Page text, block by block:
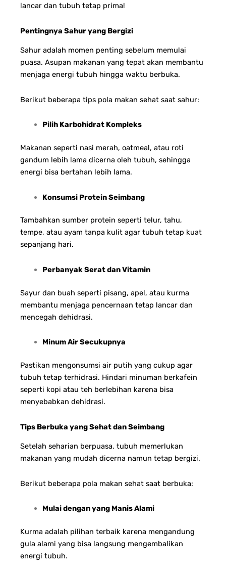
lancar dan tubuh tetap prima!
Pentingnya Sahur yang Bergizi
Sahur adalah momen penting sebelum memulai
puasa. Asupan makanan yang tepat akan membantu
menjaga energi tubuh hingga waktu berbuka.
Berikut beberapa tips pola makan sehat saat sahur:
Pilih Karbohidrat Kompleks
Makanan seperti nasi merah, oatmeal, atau roti
gandum lebih lama dicerna oleh tubuh, sehingga
energi bisa bertahan lebih lama.
Konsumsi Protein Seimbang
Tambahkan sumber protein seperti telur, tahu,
tempe, atau ayam tanpa kulit agar tubuh tetap kuat
sepanjang hari.
Perbanyak Serat dan Vitamin
Sayur dan buah seperti pisang, apel, atau kurma
membantu menjaga pencernaan tetap lancar dan
mencegah dehidrasi.
Minum Air Secukupnya
Pastikan mengonsumsi air putih yang cukup agar
tubuh tetap terhidrasi. Hindari minuman berkafein
seperti kopi atau teh berlebihan karena bisa
menyebabkan dehidrasi.
Tips Berbuka yang Sehat dan Seimbang
Setelah seharian berpuasa, tubuh memerlukan
makanan yang mudah dicerna namun tetap bergizi.
Berikut beberapa pola makan sehat saat berbuka:
Mulai dengan yang Manis Alami
Kurma adalah pilihan terbaik karena mengandung
gula alami yang bisa langsung mengembalikan
energi tubuh.